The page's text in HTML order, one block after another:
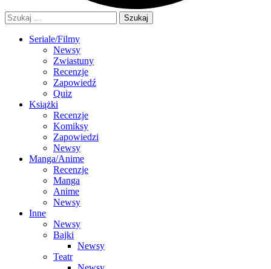
Szukaj:
Seriale/Filmy
Newsy
Zwiastuny
Recenzje
Zapowiedź
Quiz
Książki
Recenzje
Komiksy
Zapowiedzi
Newsy
Manga/Anime
Recenzje
Manga
Anime
Newsy
Inne
Newsy
Bajki
Newsy
Teatr